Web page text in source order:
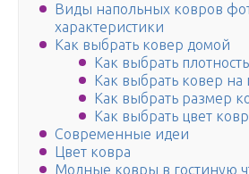
Виды напольных ковров
характеристики
Как выбрать ковер домой
Как выбрать
Как выбрать ковер на
Как выбрать размер
Как выбрать цвет
Современные идеи
Цвет ковра
Модные ковры в гостиную